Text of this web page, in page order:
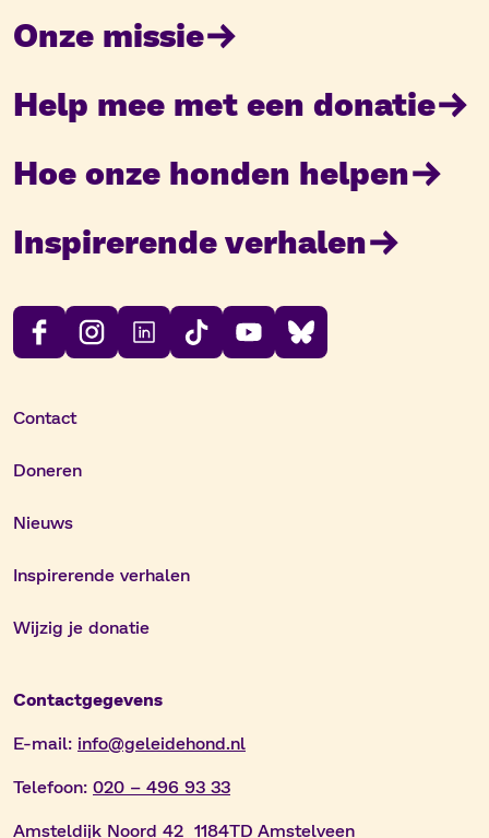
Onze missie
Help mee met een donatie
Hoe onze honden helpen
Inspirerende verhalen
Contact
Doneren
Nieuws
Inspirerende verhalen
Wijzig je donatie
Contactgegevens
E-mail: info@geleidehond.nl
Telefoon: 020 – 496 93 33
Amsteldijk Noord 42 1184TD Amstelveen